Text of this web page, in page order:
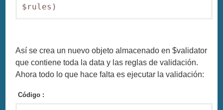
$rules)
Así se crea un nuevo objeto almacenado en $validator
que contiene toda la data y las reglas de validación.
Ahora todo lo que hace falta es ejecutar la validación:
Código :